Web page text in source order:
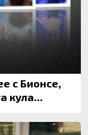
с Бионсе,
кула...